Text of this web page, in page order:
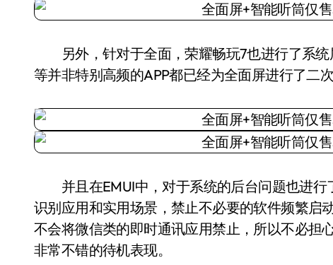
另外，针对于全面，荣耀畅玩7也进行了系统
等并非特别高频的APP都已经为全面屏进行了二
并且在EMUI中，对于系统的后台问题也进行
识别应用和实用场景，禁止不必要的软件频繁启
不会将微信类的即时通讯应用禁止，所以不必担
非常不错的待机表现。